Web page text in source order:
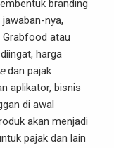
branding
nya,
Grabfood atau
harga
dan pajak
aplikator, bisnis
di awal
akan menjadi
pajak dan lain